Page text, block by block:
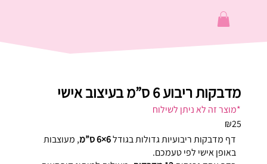
מדבקות ריבוע 6 ס”מ בעיצוב אישי
*מוצר זה לא ניתן לשילוח
₪25
דף מדבקות ריבועיות גדולות בגודל6×6 ס”מ
, מעוצבות
באופן אישי לפי טעמכם.